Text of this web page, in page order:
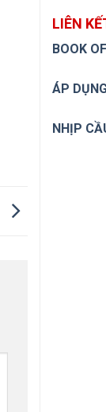
LIÊN
BOOK
ÁP
NHỊP